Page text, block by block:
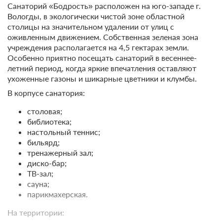
2 800
ЗА ДЕНЬ ДЛЯ 1 ГОСТЯ
Путевка «Мать и дитя»
Подробнее
В стоимость входит:
лечение, четырехразовое питание
3 950
Санаторно-курортное лечение
В стоимость входит:
лечение, четырехразовое питание
4 900
ЗА ДЕНЬ ДЛЯ 1 ГОСТЯ
Детям
Детская площадка
Анимационный персонал
Спорт
Волейбол
Баскетбол
Бильярд
Другое
Не допускается размещение
с домашними животными
Климат
Лесостепной зоны
Спортивно-
Санаторий «Бодрость» расположен на юго-западе г.
Вологды, в экологически чистой зоне областной
столицы на значительном удалении от улиц с
оживленным движением. Собственная зеленая зона
учреждения располагается на 4,5 гектарах земли.
Особенно приятно посещать санаторий в весеннее-
летний период, когда яркие впечатления оставляют
ухоженные газоны и шикарные цветники и клумбы.
В корпусе санатория:
столовая;
библиотека;
настольный теннис;
бильярд;
тренажерный зал;
диско-бар;
ТВ-зал;
сауна;
парикмахерская.
На территории: